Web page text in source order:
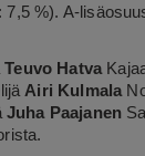
%). A-
Teuvo Hatva
Airi Kulmala
Juha Paajanen